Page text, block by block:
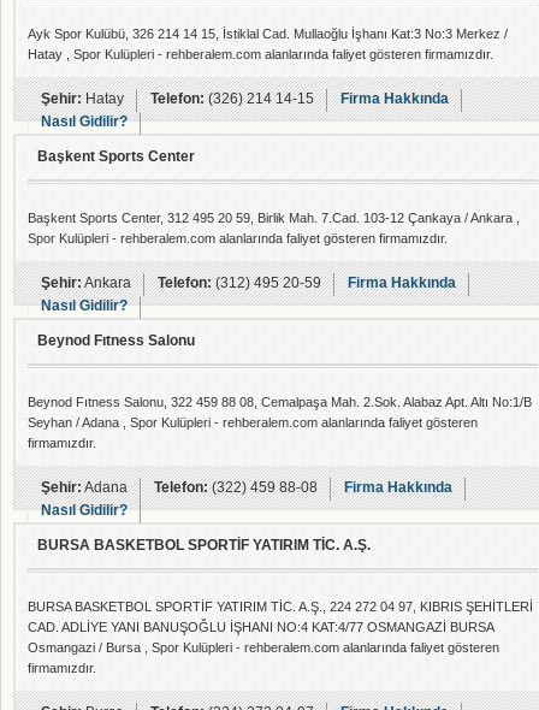
Ayk Spor Kulübü, 326 214 14 15, İstiklal Cad. Mullaoğlu İşhanı Kat:3 No:3 Merkez /
Hatay , Spor Kulüpleri - rehberalem.com alanlarında faliyet gösteren firmamızdır.
Şehir:Hatay Telefon:(326) 214 14-15
Firma Hakkında
Nasıl Gidilir?
Başkent Sports Center
Başkent Sports Center, 312 495 20 59, Birlik Mah. 7.Cad. 103-12 Çankaya / Ankara ,
Spor Kulüpleri - rehberalem.com alanlarında faliyet gösteren firmamızdır.
Şehir:Ankara Telefon:(312) 495 20-59
Firma Hakkında
Nasıl Gidilir?
Beynod Fıtness Salonu
Beynod Fıtness Salonu, 322 459 88 08, Cemalpaşa Mah. 2.Sok. Alabaz Apt. Altı No:1/B
Seyhan / Adana , Spor Kulüpleri - rehberalem.com alanlarında faliyet gösteren
firmamızdır.
Şehir:Adana Telefon:(322) 459 88-08
Firma Hakkında
Nasıl Gidilir?
BURSA BASKETBOL SPORTİF YATIRIM TİC. A.Ş.
BURSA BASKETBOL SPORTİF YATIRIM TİC. A.Ş., 224 272 04 97, KIBRIS ŞEHİTLERİ
CAD. ADLİYE YANI BANUŞOĞLU İŞHANI NO:4 KAT:4/77 OSMANGAZİ BURSA
Osmangazi / Bursa , Spor Kulüpleri - rehberalem.com alanlarında faliyet gösteren
firmamızdır.